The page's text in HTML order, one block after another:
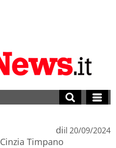
di
Cinzia Timpano
il 20/09/2024